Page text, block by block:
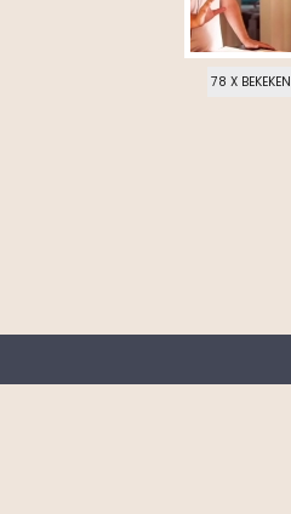
78 X BEKEKEN